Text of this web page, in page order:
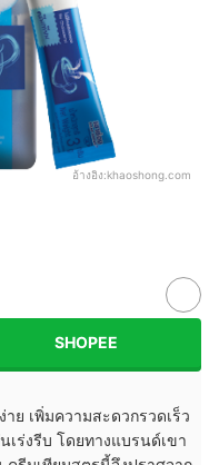
อ้างอิง:khaoshong.com
SHOPEE
ย เพิ่มความสะดวกรวดเร็ว
ร่งรีบ โดยทางแบรนด์เขา